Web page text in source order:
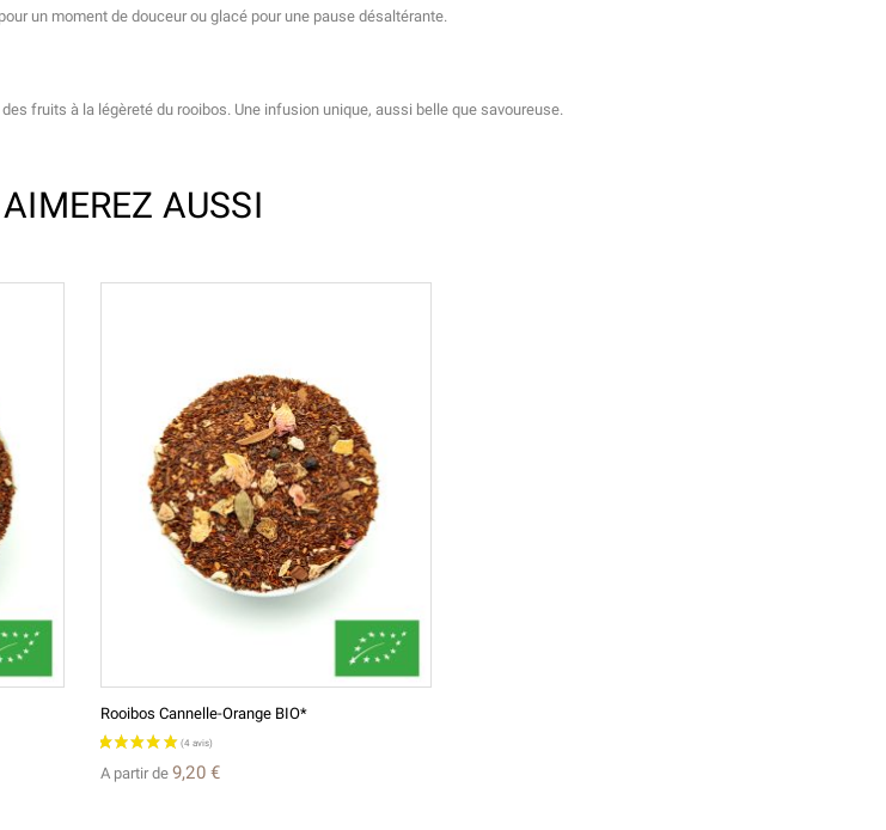
un moment de douceur ou glacé pour une pause désaltérante.
fruits à la légèreté du rooibos. Une infusion unique, aussi belle que savoureuse.
AUSSI
Rooibos Cannelle-Orange BIO*
A partir de 9,20 €